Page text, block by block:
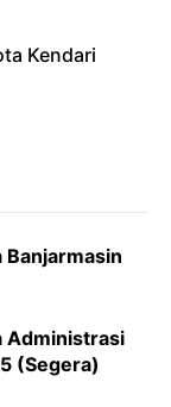
Kendari
Banjarmasin
Administrasi
(Segera)